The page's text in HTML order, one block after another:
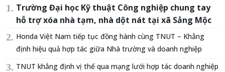
Trường Đại học Kỹ thuật Công nghiệp chung tay
hỗ trợ xóa nhà tạm, nhà dột nát tại xã Sảng Mộc
Honda Việt Nam tiếp tục đồng hành cùng TNUT – Khẳng
định hiệu quả hợp tác giữa Nhà trường và doanh nghiệp
TNUT khẳng định vị thế qua mạng lưới hợp tác doanh nghiệp